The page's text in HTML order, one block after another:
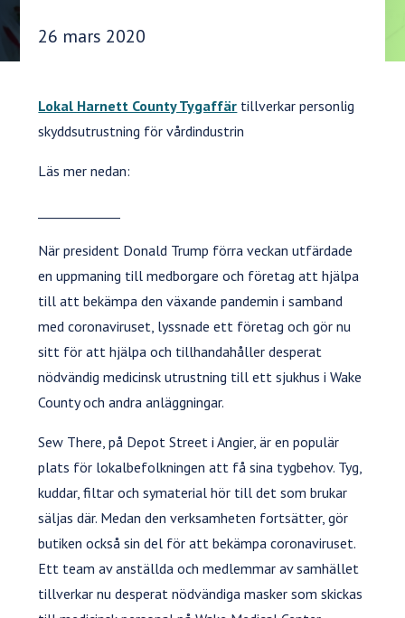
Publiceringsdatum:
26 mars 2020
Lokal Harnett County Tygaffär tillverkar personlig
skyddsutrustning för vårdindustrin
Läs mer nedan:
När president Donald Trump förra veckan utfärdade
en uppmaning till medborgare och företag att hjälpa
till att bekämpa den växande pandemin i samband
med coronaviruset, lyssnade ett företag och gör nu
sitt för att hjälpa och tillhandahåller desperat
nödvändig medicinsk utrustning till ett sjukhus i Wake
County och andra anläggningar.
Sew There, på Depot Street i Angier, är en populär
plats för lokalbefolkningen att få sina tygbehov. Tyg,
kuddar, filtar och symaterial hör till det som brukar
säljas där. Medan den verksamheten fortsätter, gör
butiken också sin del för att bekämpa coronaviruset.
Ett team av anställda och medlemmar av samhället
tillverkar nu desperat nödvändiga masker som skickas